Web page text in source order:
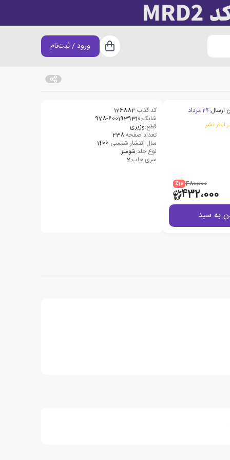
سبد خرید
ورود / ثبت‌نام
ارسال:24 مرداد
انبار نشر
480،000 ٪10
432،000
به سبد
کد کتاب:126882
شابک:978-6001939310
قطع:وزیری
تعداد صفحه:238
سال انتشار شمسی:1400
نوع جلد:شومیز
سری چاپ:2